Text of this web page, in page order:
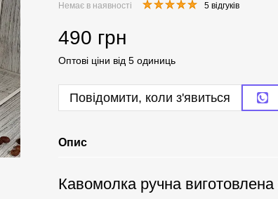
Немає в наявності 5 відгуків
490 грн
Оптові ціни від 5 одиниць
Повідомити, коли з'явиться
Опис
Кавомолка ручна виготовлена